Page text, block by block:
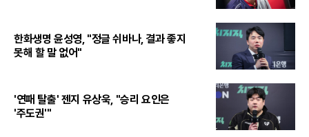
한화생명 윤성영, "정글 쉬바나, 결과 좋지
못해 할 말 없어"
'연패 탈출' 젠지 유상욱, "승리 요인은
'주도권'"